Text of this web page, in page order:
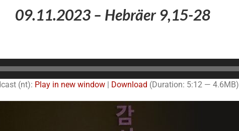
09.11.2023 – Hebräer 9,15-28
(nt): Play in new window| Download (Duration: 5:12 — 4.6MB)